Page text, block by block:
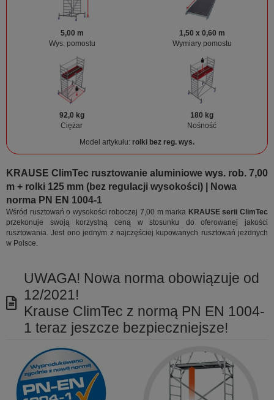
5,00 m
Wys. pomostu
1,50 x 0,60 m
Wymiary pomostu
92,0 kg
Ciężar
180 kg
Nośność
Model artykułu: rolki bez reg. wys.
KRAUSE ClimTec rusztowanie aluminiowe wys. rob. 7,00
m + rolki 125 mm (bez regulacji wysokości) | Nowa
norma PN EN 1004-1
Wśród rusztowań o wysokości roboczej 7,00 m marka KRAUSE serii ClimTec
przekonuje swoją korzystną ceną w stosunku do oferowanej jakości
rusztowania. Jest ono jednym z najczęściej kupowanych rusztowań jezdnych
w Polsce.
UWAGA! Nowa norma obowiązuje od
12/2021!
Krause ClimTec z normą PN EN 1004-
1 teraz jeszcze bezpieczniejsze!